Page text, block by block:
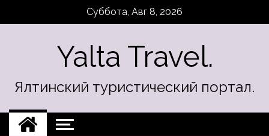
Суббота, Авг 8, 2026
Yalta Travel.
Ялтинский туристический портал.